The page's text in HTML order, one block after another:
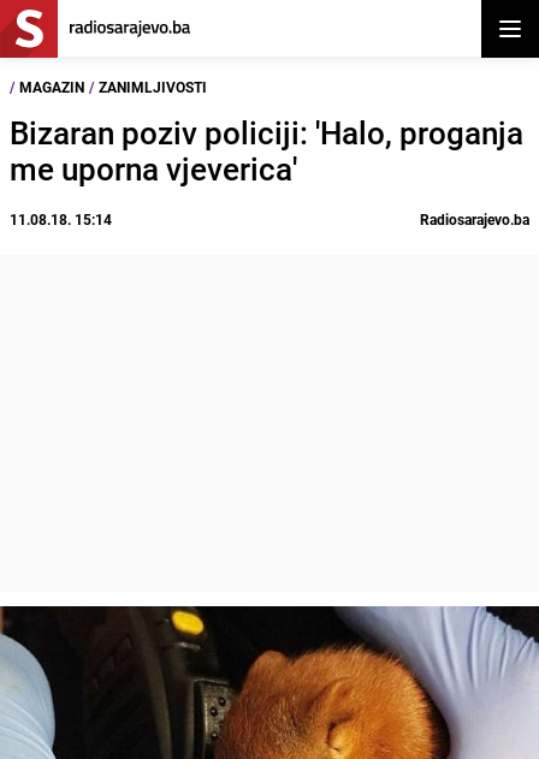
/ MAGAZIN / ZANIMLJIVOSTI
Bizaran poziv policiji: 'Halo, proganja
me uporna vjeverica'
11.08.18. 15:14 Radiosarajevo.ba